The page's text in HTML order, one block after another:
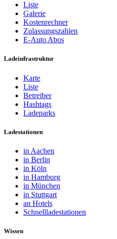
Liste
Galerie
Kostenrechner
Zulassungszahlen
E-Auto Abos
Ladeinfrastruktur
Karte
Liste
Betreiber
Hashtags
Ladeparks
Ladestationen
in Aachen
in Berlin
in Köln
in Hamburg
in München
in Stuttgart
an Hotels
Schnellladestationen
Wissen